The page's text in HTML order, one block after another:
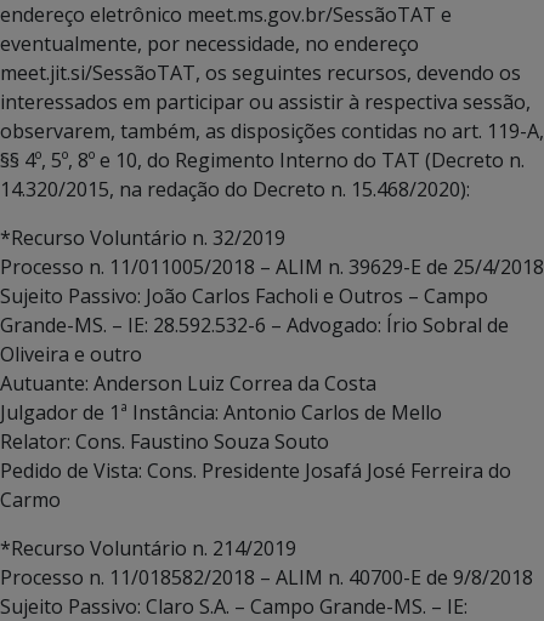
endereço eletrônico meet.ms.gov.br/SessãoTAT e
eventualmente, por necessidade, no endereço
meet.jit.si/SessãoTAT, os seguintes recursos, devendo os
interessados em participar ou assistir à respectiva sessão,
observarem, também, as disposições contidas no art. 119-A,
§§ 4º, 5º, 8º e 10, do Regimento Interno do TAT (Decreto n.
14.320/2015, na redação do Decreto n. 15.468/2020):
*Recurso Voluntário n. 32/2019
Processo n. 11/011005/2018 – ALIM n. 39629-E de 25/4/2018
Sujeito Passivo: João Carlos Facholi e Outros – Campo
Grande-MS. – IE: 28.592.532-6 – Advogado: Írio Sobral de
Oliveira e outro
Autuante: Anderson Luiz Correa da Costa
Julgador de 1ª Instância: Antonio Carlos de Mello
Relator: Cons. Faustino Souza Souto
Pedido de Vista: Cons. Presidente Josafá José Ferreira do
Carmo
*Recurso Voluntário n. 214/2019
Processo n. 11/018582/2018 – ALIM n. 40700-E de 9/8/2018
Sujeito Passivo: Claro S.A. – Campo Grande-MS. – IE: